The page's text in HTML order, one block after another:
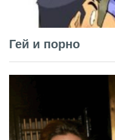
Гей и порно